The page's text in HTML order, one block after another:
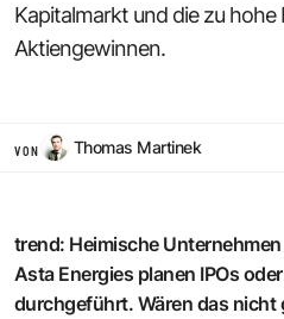
Kapitalmarkt und die zu hohe
Aktiengewinnen.
VON Thomas Martinek
trend: Heimische
Asta Energies planen IPOs
durchgeführt. Wären das nicht